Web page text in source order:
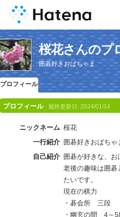
桜花さんのプ
囲碁好きおばちゃま
プロフィール
プロフィール 最終更新日: 2024/01/14
ニックネーム 桜花
一行紹介 囲碁好きおばちゃ
自己紹介 囲碁が好きな、お
老後の趣味は囲碁
たいです。
現在の棋力
・碁会所 三段
・幽玄の間 4～5